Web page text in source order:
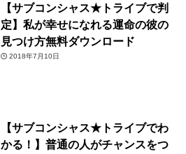
【サブコンシャス★トライブで判
定】私が幸せになれる運命の彼の
見つけ方無料ダウンロード
2018年7月10日
【サブコンシャス★トライブでわ
かる！】普通の人がチャンスをつ